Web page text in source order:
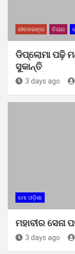
ଜୀବନରଙ୍ଗ ବିଚାର
ଡିପ୍ଲୋମା ପଢ଼ି
ସୁକାନ୍ତି
3 days ago
ମୋ ଓଡ଼ିଶା
ମହାବୀର
3 days ago